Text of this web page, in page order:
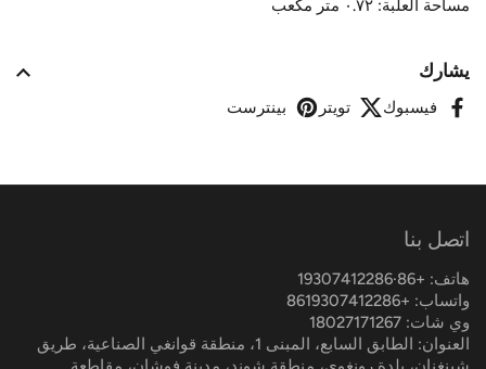
مساحة العلبة: ٠.٧٢ متر مكعب
يشارك
فيسبوك تويتر بينترست
اتصل بنا
هاتف: +86·19307412286
واتساب: +8619307412286
وي شات: 18027171267
العنوان: الطابق السابع، المبنى 1، منطقة قوانغي الصناعية، طريق